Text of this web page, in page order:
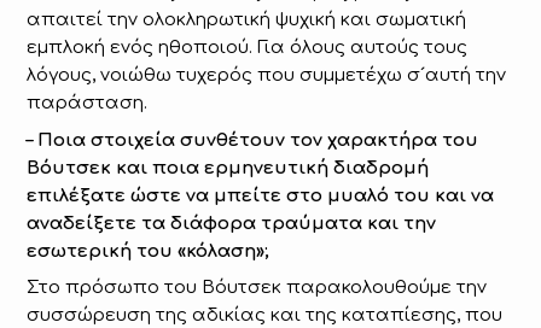
απαιτεί την ολοκληρωτική ψυχική και σωματική
εμπλοκή ενός ηθοποιού. Για όλους αυτούς τους
λόγους, νοιώθω τυχερός που συμμετέχω σ´αυτή την
παράσταση.
– Ποια στοιχεία συνθέτουν τον χαρακτήρα του
Βόυτσεκ και ποια ερμηνευτική διαδρομή
επιλέξατε ώστε να μπείτε στο μυαλό του και να
αναδείξετε τα διάφορα τραύματα και την
εσωτερική του «κόλαση»;
Στο πρόσωπο του Βόυτσεκ παρακολουθούμε την
συσσώρευση της αδικίας και της καταπίεσης, που